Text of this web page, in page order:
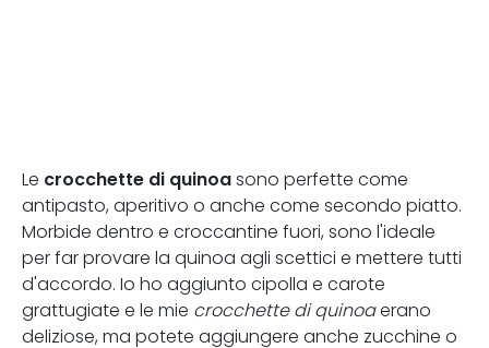
Le crocchette di quinoa sono perfette come
antipasto, aperitivo o anche come secondo piatto.
Morbide dentro e croccantine fuori, sono l'ideale
per far provare la quinoa agli scettici e mettere tutti
d'accordo. Io ho aggiunto cipolla e carote
grattugiate e le mie crocchette di quinoaerano
deliziose, ma potete aggiungere anche zucchine o